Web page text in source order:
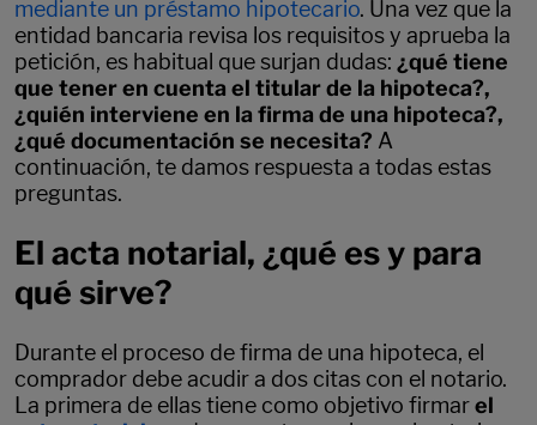
mediante un préstamo hipotecario. Una vez que la
entidad bancaria revisa los requisitos y aprueba la
petición, es habitual que surjan dudas: ¿qué tiene
que tener en cuenta el titular de la hipoteca?,
¿quién interviene en la firma de una hipoteca?,
¿qué documentación se necesita? A
continuación, te damos respuesta a todas estas
preguntas.
El acta notarial, ¿qué es y para
qué sirve?
Durante el proceso de firma de una hipoteca, el
comprador debe acudir a dos citas con el notario.
La primera de ellas tiene como objetivo firmarel